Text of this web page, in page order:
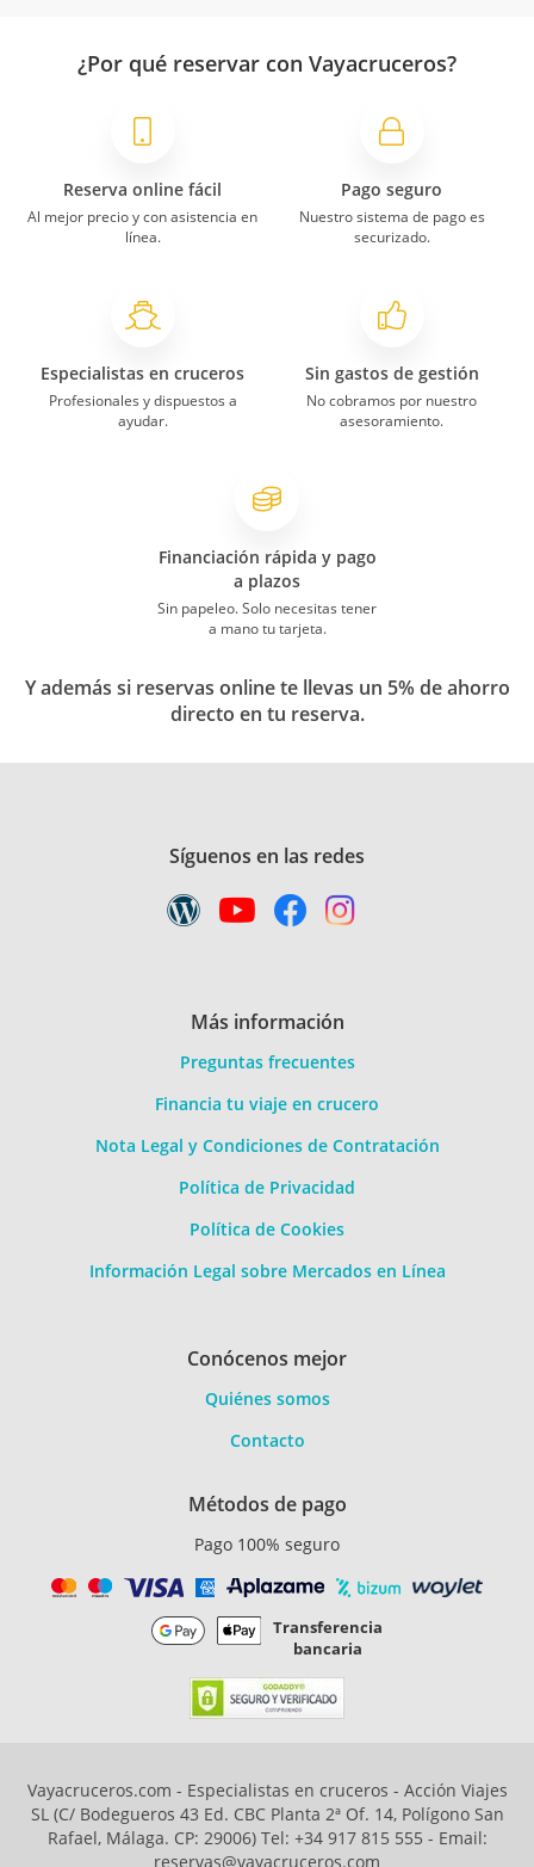
¿Por qué reservar con Vayacruceros?
Reserva online fácil
Al mejor precio y con asistencia en
línea.
Pago seguro
Nuestro sistema de pago es
securizado.
Especialistas en cruceros
Profesionales y dispuestos a
ayudar.
Sin gastos de gestión
No cobramos por nuestro
asesoramiento.
Financiación rápida y pago
a plazos
Sin papeleo. Solo necesitas tener
a mano tu tarjeta.
Y además si reservas online te llevas un 5% de ahorro
directo en tu reserva.
Síguenos en las redes
Más información
Preguntas frecuentes
Financia tu viaje en crucero
Nota Legal y Condiciones de Contratación
Política de Privacidad
Política de Cookies
Información Legal sobre Mercados en Línea
Conócenos mejor
Quiénes somos
Contacto
Métodos de pago
Pago 100% seguro
Transferencia
bancaria
Vayacruceros.com - Especialistas en cruceros - Acción Viajes
SL (C/ Bodegueros 43 Ed. CBC Planta 2ª Of. 14, Polígono San
Rafael, Málaga. CP: 29006) Tel: +34 917 815 555 - Email:
reservas@vayacruceros.com